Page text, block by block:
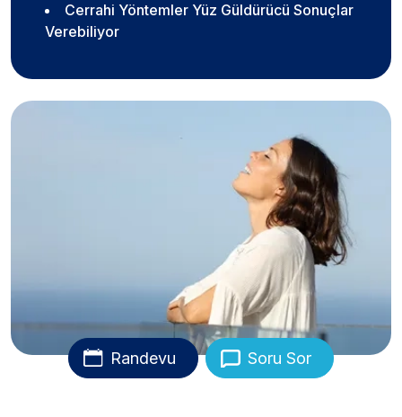
Cerrahi Yöntemler Yüz Güldürücü Sonuçlar
Verebiliyor
Randevu Soru Sor